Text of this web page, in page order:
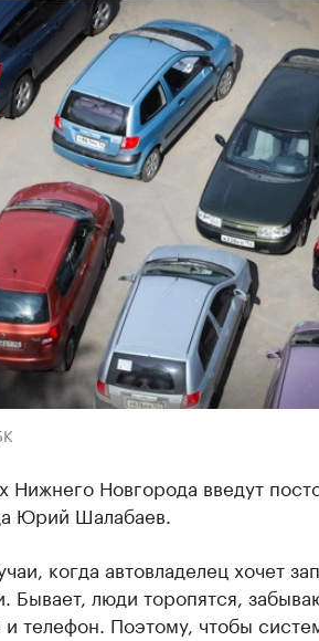
Нижнего Новгорода введут
Юрий Шалабаев.
когда автовладелец хочет
Бывает, люди торопятся,
и телефон. Поэтому, чтобы